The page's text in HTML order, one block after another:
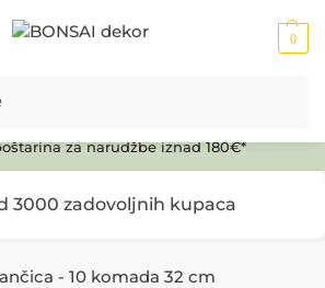
0
u E-SHOP
za narudžbe iznad 180€*
3000 zadovoljnih kupaca